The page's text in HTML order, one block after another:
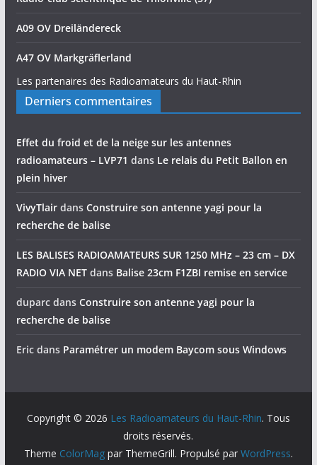
A09 OV Dreiländereck
A47 OV Markgräflerland
Les partenaires des Radioamateurs du Haut-Rhin
Derniers commentaires
Effet du froid et de la neige sur les antennes
radioamateurs – LVP71 dans Le relais du Petit Ballon en
plein hiver
VivyTlairdans Construire son antenne yagi pour la
recherche de balise
LES BALISES RADIOAMATEURS SUR 1250 MHz – 23 cm – DX
RADIO VIA NETdans Balise 23cm F1ZBI remise en service
duparcdans Construire son antenne yagi pour la
recherche de balise
Ericdans Paramétrer un modem Baycom sous Windows
Copyright © 2026 Les Radioamateurs du Haut-Rhin. Tous
droits réservés.
Theme ColorMagpar ThemeGrill. Propulsé par WordPress.